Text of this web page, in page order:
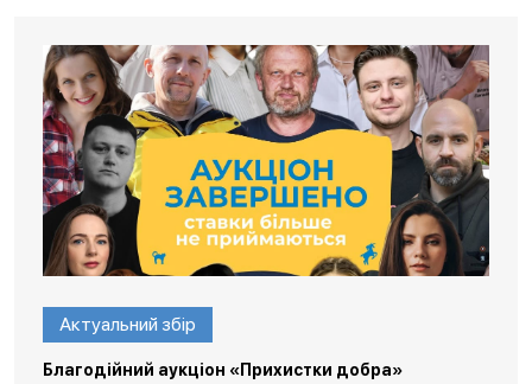
Актуальний збір
Благодійний аукціон «Прихистки добра»